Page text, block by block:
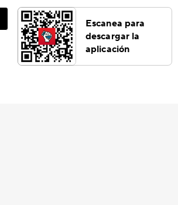
Escanea para
descargar la
aplicación